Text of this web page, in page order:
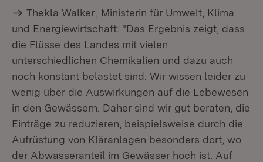
Thekla Walker , Ministerin für Umwelt, Klima
und Energiewirtschaft: "Das Ergebnis zeigt, dass
die Flüsse des Landes mit vielen
unterschiedlichen Chemikalien und dazu auch
noch konstant belastet sind. Wir wissen leider zu
wenig über die Auswirkungen auf die Lebewesen
in den Gewässern. Daher sind wir gut beraten, die
Einträge zu reduzieren, beispielsweise durch die
Aufrüstung von Kläranlagen besonders dort, wo
der Abwasseranteil im Gewässer hoch ist. Auf